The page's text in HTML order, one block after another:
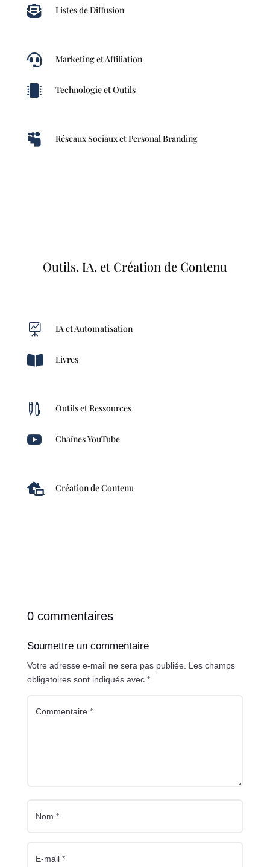
 Listes de Diffusion
 Marketing et Affiliation
 Technologie et Outils
 Réseaux Sociaux et Personal Branding
Outils, IA, et Création de Contenu
 IA et Automatisation
 Livres
 Outils et Ressources
 Chaînes YouTube
 Création de Contenu
0 commentaires
Soumettre un commentaire
Votre adresse e-mail ne sera pas publiée. Les champs
obligatoires sont indiqués avec *